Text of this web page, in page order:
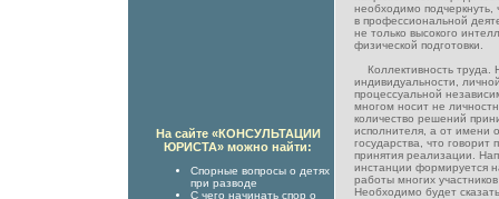
необходимо подчеркнуть,
в профессиональной
не только высокого
физической подготовки.
Коллективность труда.
индивидуальности,
процессуальной
многом носит не
количество решений
исполнителя, а от имени
государства, что говорит
принятия реализации.
инстанции формируется
работы многих
Необходимо будет
На сайте «КОНСУЛЬТАЦИИ
ЮРИСТА» можно найти:
Спорные вопросы о детях
при разводе
С чего начинать спор о